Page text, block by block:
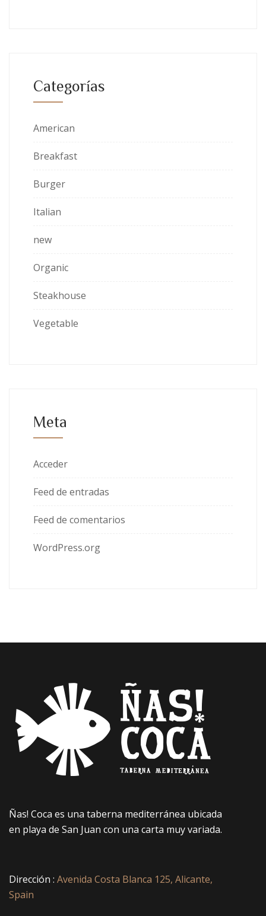
Categorías
American
Breakfast
Burger
Italian
new
Organic
Steakhouse
Vegetable
Meta
Acceder
Feed de entradas
Feed de comentarios
WordPress.org
Ñas! Coca es una taberna mediterránea ubicada
en playa de San Juan con una carta muy variada.
Dirección : Avenida Costa Blanca 125, Alicante,
Spain